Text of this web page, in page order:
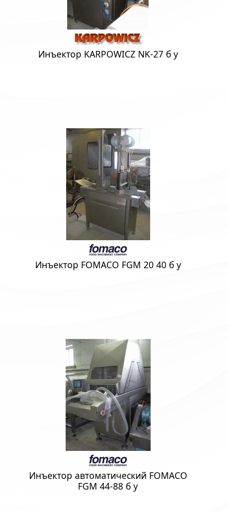
Инъектор KARPOWICZ NK-27 б у
Инъектор FOMACO FGM 20 40 б у
Инъектор автоматический FOMACO
FGM 44-88 б у